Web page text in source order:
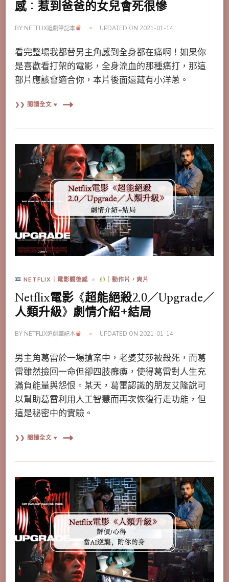
感：惹到爸爸的女兒會死很慘
BY NETFLIX追劇筆記本 UPDATED ON 2021-01-14
看完整場我都替男主角感到全身都在痛啊！如果你
是喜歡看打架的電影，全身流血的那種痛打，那這
部片應該會適合你，本片後面還藏有小洋蔥。
❯❯ 閱讀全文 ♥
NETFLIX｜電影觀後感 ｜動作片，爽片
Netflix電影《超能絕殺2.0／Upgrade／
人類升級》劇情介紹+結局
BY NETFLIX追劇筆記本 UPDATED ON 2021-01-14
男主角葛雷於一場搶案中，老婆艾莎被殺死，而葛
雷雖然撿回一命但卻四肢癱瘓，使得葛雷對人生充
滿負能量與怨恨。某天，葛雷認識的朋友艾隆說可
以幫助葛雷利用人工智慧而再次恢復行走功能，但
這是秘密中的實驗。
❯❯ 閱讀全文 ♥